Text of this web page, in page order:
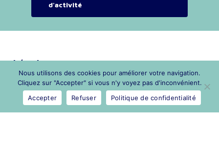
d'activité
Légal
Mentions légales
Politique de confidentialité
Marchés publics
Nous utilisons des cookies pour améliorer votre navigation.
Cliquez sur "Accepter" si vous n'y voyez pas d'inconvénient.
Accepter
Refuser Politique de confidentialité